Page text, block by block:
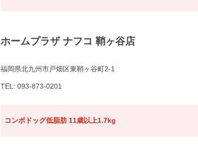
ホームプラザ ナフコ 鞘ヶ谷店
福岡県北九州市戸畑区東鞘ヶ谷町2-1
TEL: 093-873-0201
コンボドッグ低脂肪 11歳以上1.7kg